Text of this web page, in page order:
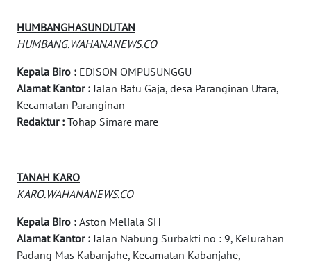
HUMBANGHASUNDUTAN
HUMBANG.WAHANANEWS.CO
Kepala Biro : EDISON OMPUSUNGGU
Alamat Kantor :Jalan Batu Gaja, desa Paranginan Utara,
Kecamatan Paranginan
Redaktur : Tohap Simare mare
TANAH KARO
KARO.WAHANANEWS.CO
Kepala Biro : Aston Meliala SH
Alamat Kantor :Jalan Nabung Surbakti no : 9, Kelurahan
Padang Mas Kabanjahe, Kecamatan Kabanjahe,
MASYARAKAT
KELISTRIKAN
WALINKI
ID
MARTABAT
NET
PLN
WATCH